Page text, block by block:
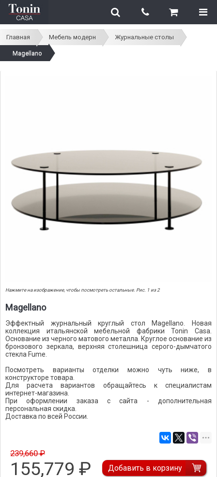
Главная Мебель модерн Журнальные столы
Magellano
Нажмите на изображение, чтобы посмотреть остальные. Рис. 1 из 2
Magellano
Эффектный журнальный круглый стол Magellano. Новая
коллекция итальянской мебельной фабрики Tonin Casa.
Основание из черного матового металла. Круглое основание из
бронзового зеркала, верхняя столешница серого-дымчатого
стекла Fume.
Посмотреть варианты отделки можно чуть ниже, в
конструкторе товара.
Для расчета вариантов обращайтесь к специалистам
интернет-магазина.
При оформлении заказа с сайта - дополнительная
персональная скидка.
Доставка по всей России.
239,660 ₽
155,779 ₽ Добавить в корзину